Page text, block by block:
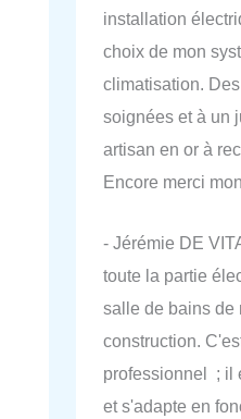
installation
choix de mon
climatisation.
soignées et à un
artisan en or à
Encore merci
- Jérémie DE
toute la partie
salle de bains de
construction.
professionnel ; il
et s'adapte en